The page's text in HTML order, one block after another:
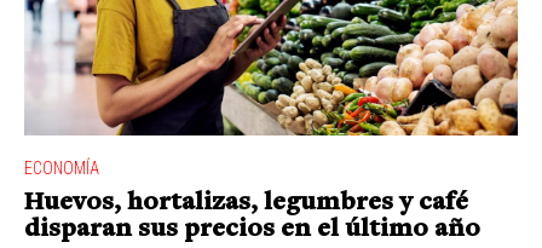
ECONOMÍA
Huevos, hortalizas, legumbres y café
disparan sus precios en el último año